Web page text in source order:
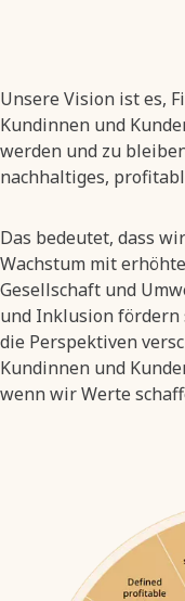
Unsere Vision ist es,
Kundinnen und
werden und zu
nachhaltiges,
Das bedeutet, dass
Wachstum mit
Gesellschaft und
und Inklusion fördern
die Perspektiven
Kundinnen und
wenn wir Werte